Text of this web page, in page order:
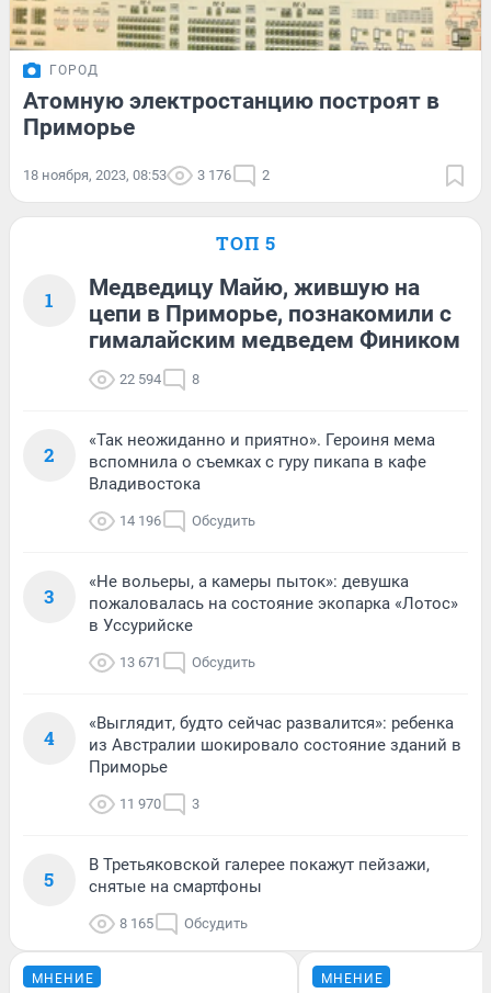
ГОРОД
Атомную электростанцию построят в
Приморье
18 ноября, 2023, 08:53 3 176 2
ТОП 5
1
Медведицу Майю, жившую на
цепи в Приморье, познакомили с
гималайским медведем Фиником
22 594 8
2
«Так неожиданно и приятно». Героиня мема
вспомнила о съемках с гуру пикапа в кафе
Владивостока
14 196 Обсудить
3
«Не вольеры, а камеры пыток»: девушка
пожаловалась на состояние экопарка «Лотос»
в Уссурийске
13 671 Обсудить
4
«Выглядит, будто сейчас развалится»: ребенка
из Австралии шокировало состояние зданий в
Приморье
11 970 3
5
В Третьяковской галерее покажут пейзажи,
снятые на смартфоны
8 165 Обсудить
МНЕНИЕ МНЕНИЕ